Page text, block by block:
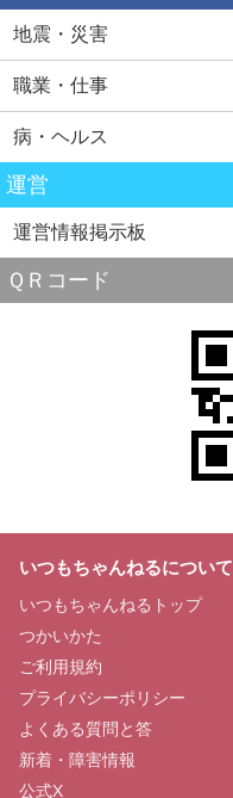
地震・災害
職業・仕事
病・ヘルス
運営
運営情報掲示板
ＱＲコード
いつもちゃんねるについて
いつもちゃんねるトップ
つかいかた
ご利用規約
プライバシーポリシー
よくある質問と答
新着・障害情報
公式X